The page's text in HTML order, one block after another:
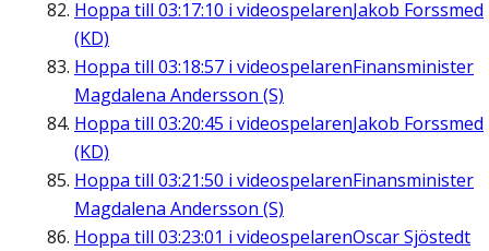
Hoppa till 03:17:10 i videospelarenJakob Forssmed
(KD)
Hoppa till 03:18:57 i videospelarenFinansminister
Magdalena Andersson (S)
Hoppa till 03:20:45 i videospelarenJakob Forssmed
(KD)
Hoppa till 03:21:50 i videospelarenFinansminister
Magdalena Andersson (S)
Hoppa till 03:23:01 i videospelarenOscar Sjöstedt